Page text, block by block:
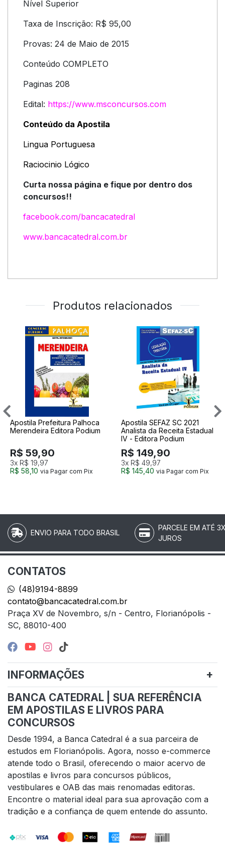
Nível Superior
Taxa de Inscrição: R$ 95,00
Provas: 24 de Maio de 2015
Conteúdo COMPLETO
Paginas 208
Edital: https://www.msconcursos.com
Conteúdo da Apostila
Lingua Portuguesa
Raciocinio Lógico
Curta nossa página e fique por dentro dos
concursos!!
facebook.com/bancacatedral
www.bancacatedral.com.br
Produtos relacionados
Apostila Prefeitura Palhoca
Merendeira Editora Podium
R$ 59,90
3x R$ 19,97
R$ 58,10 via Pagar com Pix
Apostila SEFAZ SC 2021
Analista da Receita Estadual
IV - Editora Podium
R$ 149,90
3x R$ 49,97
R$ 145,40 via Pagar com Pix
ENVIO PARA TODO BRASIL
PARCELE EM ATÉ
JUROS
CONTATOS
(48)9194-8899
contato@bancacatedral.com.br
Praça XV de Novembro, s/n - Centro, Florianópolis -
SC, 88010-400
INFORMAÇÕES
BANCA CATEDRAL | SUA REFERÊNCIA
EM APOSTILAS E LIVROS PARA
CONCURSOS
Desde 1994, a Banca Catedral é a sua parceira de
estudos em Florianópolis. Agora, nosso e-commerce
atende todo o Brasil, oferecendo o maior acervo de
apostilas e livros para concursos públicos,
vestibulares e OAB das mais renomadas editoras.
Encontre o material ideal para sua aprovação com a
tradição e a confiança de quem entende do assunto.